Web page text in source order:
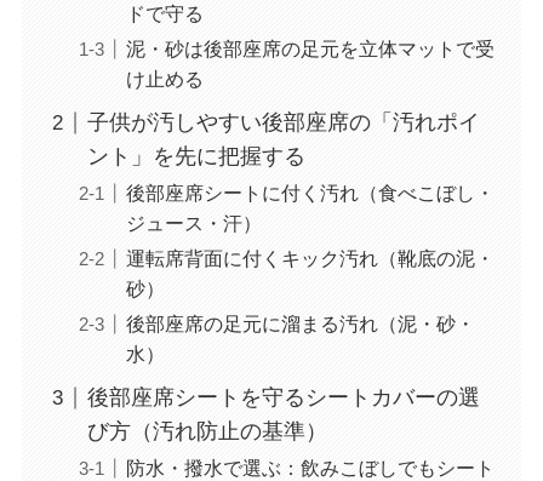
ドで守る
泥・砂は後部座席の足元を立体マットで受
け止める
子供が汚しやすい後部座席の「汚れポイ
ント」を先に把握する
後部座席シートに付く汚れ（食べこぼし・
ジュース・汗）
運転席背面に付くキック汚れ（靴底の泥・
砂）
後部座席の足元に溜まる汚れ（泥・砂・
水）
後部座席シートを守るシートカバーの選
び方（汚れ防止の基準）
防水・撥水で選ぶ：飲みこぼしでもシート